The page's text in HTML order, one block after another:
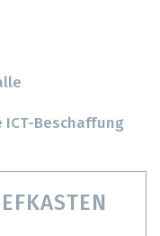
Beschaffung